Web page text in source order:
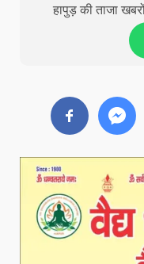
हापुड़ की ताजा